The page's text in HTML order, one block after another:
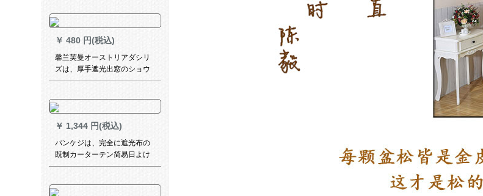
テツ68*125 CMブラッククク
ククク
￥ 480 円(税込)
馨兰芙曼オーストリアダシリ
ズは、厚手遮光出窓のショウ
は、厚手遮光出窓のショウタ
遮光布寝室ベラダの色が2.0*
高2.0-フーク加工
￥ 1,344 円(税込)
パンケジは、完全に遮光布の
既制カーターテン简易日よけ
屋ベロダ出窓寝室リビグが光
面银幅4.2メトルの高さ2.7メ